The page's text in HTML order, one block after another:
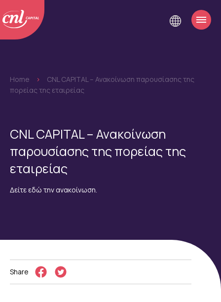
Home >
CNL CAPITAL – Ανακοίνωση παρουσίασης της
πορείας της εταιρείας
CNL CAPITAL – Ανακοίνωση
παρουσίασης της πορείας της
εταιρείας
Δείτε εδώ την ανακοίνωση.
Share